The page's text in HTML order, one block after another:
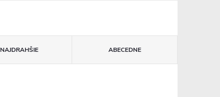
NAJDRAHŠIE ABECEDNE